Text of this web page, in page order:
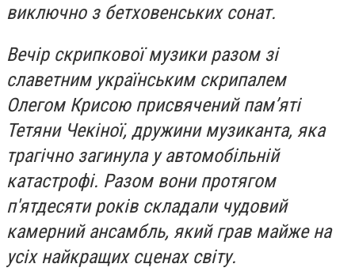
виключно з бетховенських сонат.
Вечір скрипкової музики разом зі
славетним українським скрипалем
Олегом Крисою присвячений пам’яті
Тетяни Чекіної, дружини музиканта, яка
трагічно загинула у автомобільній
катастрофі. Разом вони протягом
п'ятдесяти років складали чудовий
камерний ансамбль, який грав майже на
усіх найкращих сценах світу.